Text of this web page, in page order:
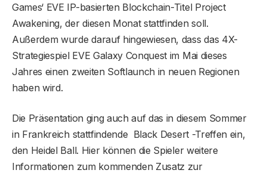
Games‘ EVE IP-basierten Blockchain-Titel Project
Awakening, der diesen Monat stattfinden soll.
Außerdem wurde darauf hingewiesen, dass das 4X-
Strategiespiel EVE Galaxy Conquest im Mai dieses
Jahres einen zweiten Softlaunch in neuen Regionen
haben wird.
Die Präsentation ging auch auf das in diesem Sommer
in Frankreich stattfindende Black Desert -Treffen ein,
den Heidel Ball. Hier können die Spieler weitere
Informationen zum kommenden Zusatz zur